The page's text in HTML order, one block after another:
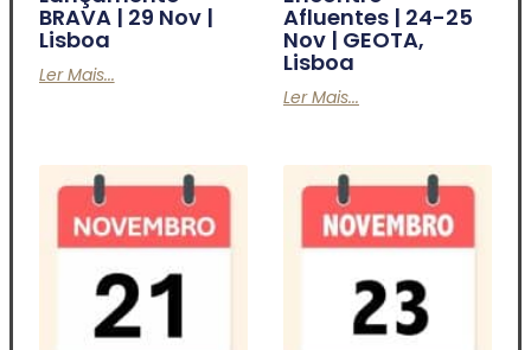
BRAVA | 29 Nov |
Lisboa
Ler Mais...
Afluentes | 24-25
Nov | GEOTA,
Lisboa
Ler Mais...